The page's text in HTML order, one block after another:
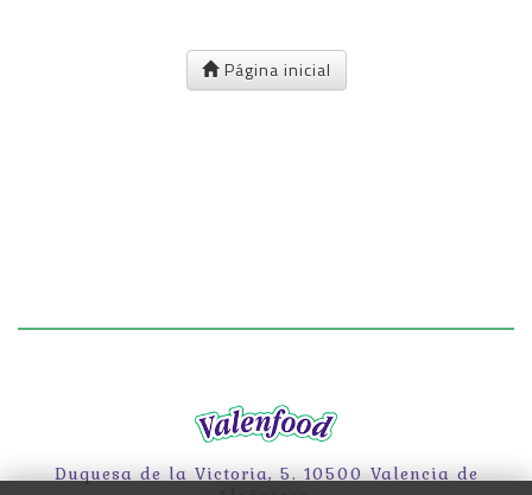
Página inicial
Duquesa de la Victoria, 5. 10500 Valencia de